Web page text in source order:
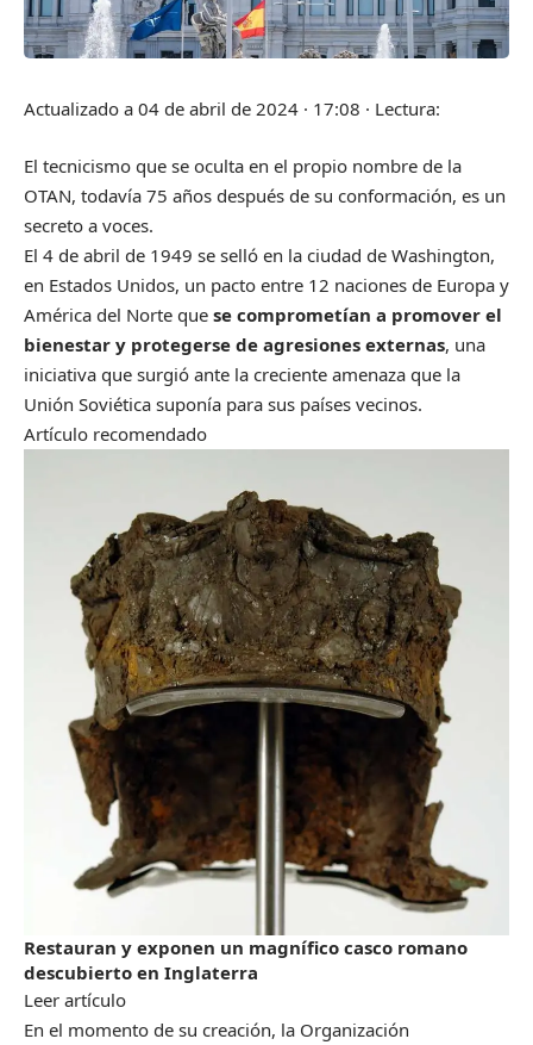
Actualizado a 04 de abril de 2024 · 17:08 · Lectura:
El tecnicismo que se oculta en el propio nombre de la
OTAN, todavía 75 años después de su conformación, es un
secreto a voces.
El 4 de abril de 1949 se selló en la ciudad de Washington,
en Estados Unidos, un pacto entre 12 naciones de Europa y
América del Norte que se comprometían a promover el
bienestar y protegerse de agresiones externas, una
iniciativa que surgió ante la creciente amenaza que la
Unión Soviética suponía para sus países vecinos.
Artículo recomendado
Restauran y exponen un magnífico casco romano
descubierto en Inglaterra
Leer artículo
En el momento de su creación, la Organización